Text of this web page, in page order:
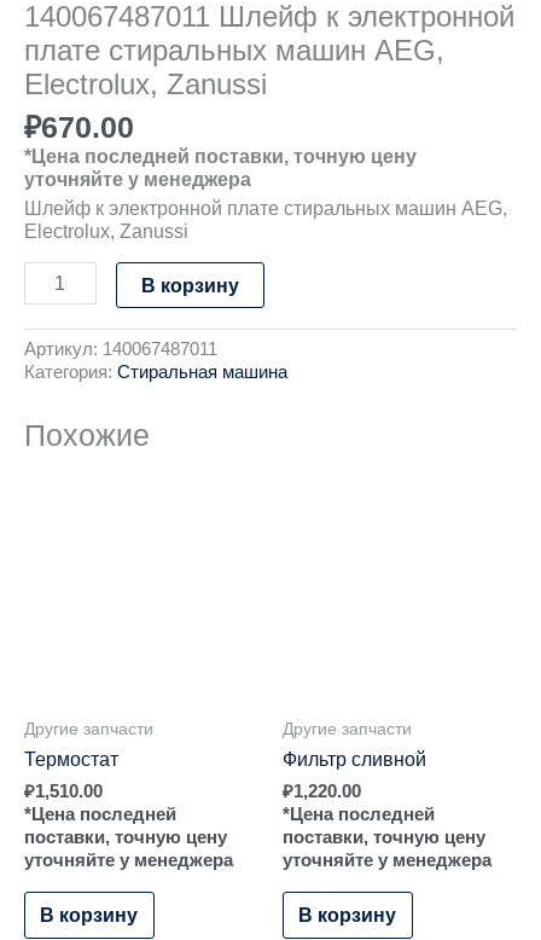
140067487011 Шлейф к электронной
плате стиральных машин AEG,
Electrolux, Zanussi
₽670.00
*Цена последней поставки, точную цену
уточняйте у менеджера
Шлейф к электронной плате стиральных машин AEG,
Electrolux, Zanussi
В корзину
Артикул: 140067487011
Категория: Стиральная машина
Похожие
Другие запчасти
Термостат
₽1,510.00
*Цена последней
поставки, точную цену
уточняйте у менеджера
В корзину
Другие запчасти
Фильтр сливной
₽1,220.00
*Цена последней
поставки, точную цену
уточняйте у менеджера
В корзину